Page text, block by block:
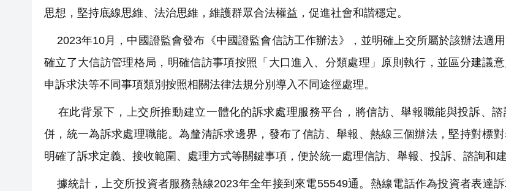
思想，堅持底線思維、法治思維，維護群眾合法權益，促進社會和諧穩定。
2023年10月，中國證監會發布《中國證監會信訪工作辦法》，並明確上交所屬於該辦法適
確立了大信訪管理格局，明確信訪事項按照「大口進入、分類處理」原則執行，並區分建議意
申訴求決等不同事項類別按照相關法律法規分別導入不同途徑處理。
在此背景下，上交所推動建立一體化的訴求處理服務平台，將信訪、舉報職能與投訴、諮
併，統一為訴求處理職能。為釐清訴求邊界，發布了信訪、舉報、熱線三個辦法，堅持對標對
明確了訴求定義、接收範圍、處理方式等關鍵事項，便於統一處理信訪、舉報、投訴、諮詢和建
據統計，上交所投資者服務熱線2023年全年接到來電55549通。熱線電話作為投資者表達訴